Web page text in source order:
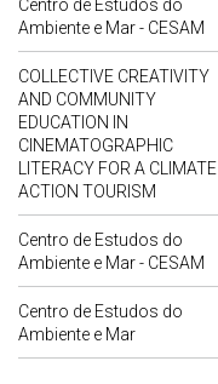
Centro de Estudos do
Ambiente e Mar - CESAM
COLLECTIVE CREATIVITY
AND COMMUNITY
EDUCATION IN
CINEMATOGRAPHIC
LITERACY FOR A CLIMATE
ACTION TOURISM
Centro de Estudos do
Ambiente e Mar - CESAM
Centro de Estudos do
Ambiente e Mar